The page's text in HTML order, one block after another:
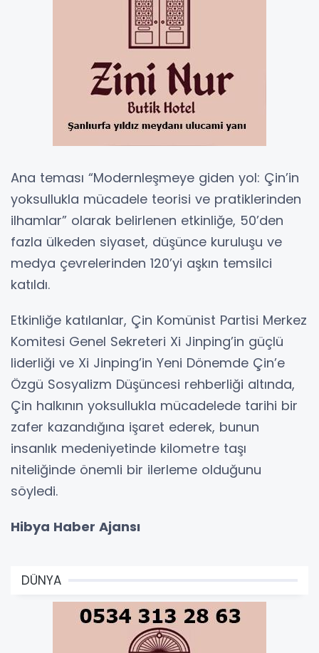
Ana teması “Modernleşmeye giden yol: Çin’in
yoksullukla mücadele teorisi ve pratiklerinden
ilhamlar” olarak belirlenen etkinliğe, 50’den
fazla ülkeden siyaset, düşünce kuruluşu ve
medya çevrelerinden 120’yi aşkın temsilci
katıldı.
Etkinliğe katılanlar, Çin Komünist Partisi Merkez
Komitesi Genel Sekreteri Xi Jinping’in güçlü
liderliği ve Xi Jinping’in Yeni Dönemde Çin’e
Özgü Sosyalizm Düşüncesi rehberliği altında,
Çin halkının yoksullukla mücadelede tarihi bir
zafer kazandığına işaret ederek, bunun
insanlık medeniyetinde kilometre taşı
niteliğinde önemli bir ilerleme olduğunu
söyledi.
Hibya Haber Ajansı
DÜNYA